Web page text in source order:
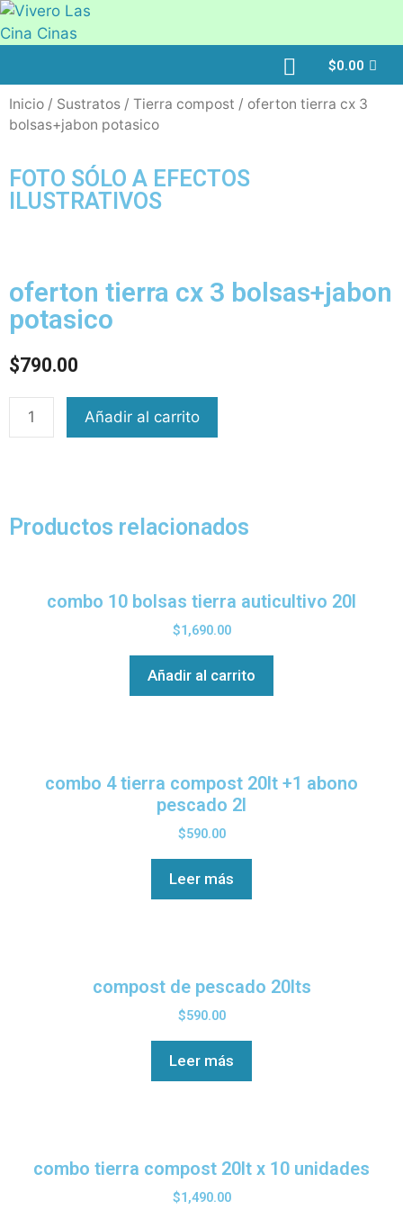
$0.00
Inicio / Sustratos / Tierra compost / oferton tierra cx 3
bolsas+jabon potasico
FOTO SÓLO A EFECTOS
ILUSTRATIVOS
oferton tierra cx 3 bolsas+jabon
potasico
$790.00
Añadir al carrito
Productos relacionados
combo 10 bolsas tierra auticultivo 20l
$1,690.00
Añadir al carrito
combo 4 tierra compost 20lt +1 abono
pescado 2l
$590.00
Leer más
compost de pescado 20lts
$590.00
Leer más
combo tierra compost 20lt x 10 unidades
$1,490.00